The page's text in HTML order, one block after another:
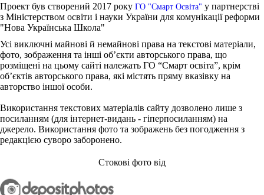
Проект був створений 2017 року ГО "Смарт Освіта" у партнерстві
з Міністерством освіти і науки України для комунікації реформи
"Нова Українська Школа"
Усі виключні майнові й немайнові права на текстові матеріали,
фото, зображення та інші об’єкти авторського права, що
розміщені на цьому сайті належать ГО “Смарт освіта”, крім
об’єктів авторського права, які містять пряму вказівку на
авторство іншої особи.
Використання текстових матеріалів сайту дозволено лише з
посиланням (для інтернет-видань - гіперпосиланням) на
джерело. Використання фото та зображень без погодження з
редакцією суворо заборонено.
Стокові фото від